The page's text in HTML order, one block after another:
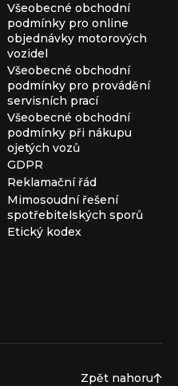
Všeobecné obchodní
podmínky pro online
objednávky motorových
vozidel
Všeobecné obchodní
podmínky pro provádění
servisních prací
Všeobecné obchodní
podmínky při nákupu
ojetých vozů
GDPR
Reklamační řád
Mimosoudní řešení
spotřebitelských sporů
Etický kodex
Zpět nahoru